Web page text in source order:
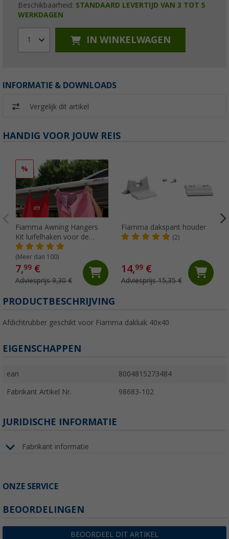
Beschikbaarheid: STANDAARD LEVERTIJD VAN 3 TOT 5
WERKDAGEN
1 IN WINKELWAGEN
INFORMATIE & DOWNLOADS
Vergelijk dit artikel
HANDIG VOOR JOUW REIS
%
Fiamma Awning Hangers
Kit luifelhaken voor de
peesgeleider
(Meer dan 100)
7,99 €
Adviesprijs 9,30 €
Fiamma dakspant houder
(2)
14,99€
Adviesprijs 15,35 €
PRODUCTBESCHRIJVING
Afdichtrubber geschikt voor Fiamma dakluik 40x40
EIGENSCHAPPEN
ean 8004815273484
Fabrikant Artikel Nr. 98683-102
JURIDISCHE INFORMATIE
Fabrikant informatie
ONZE SERVICE
BEOORDELINGEN
BEOORDEEL DIT ARTIKEL